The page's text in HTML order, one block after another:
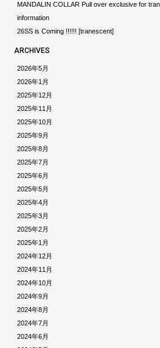
MANDALIN COLLAR Pull over exclusive for
information
26SS is Coming !!!!!! [tranescent]
ARCHIVES
2026年5月
2026年1月
2025年12月
2025年11月
2025年10月
2025年9月
2025年8月
2025年7月
2025年6月
2025年5月
2025年4月
2025年3月
2025年2月
2025年1月
2024年12月
2024年11月
2024年10月
2024年9月
2024年8月
2024年7月
2024年6月